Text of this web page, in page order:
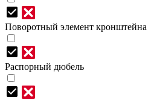
Поворотный элемент кронштейна
Распорный дюбель